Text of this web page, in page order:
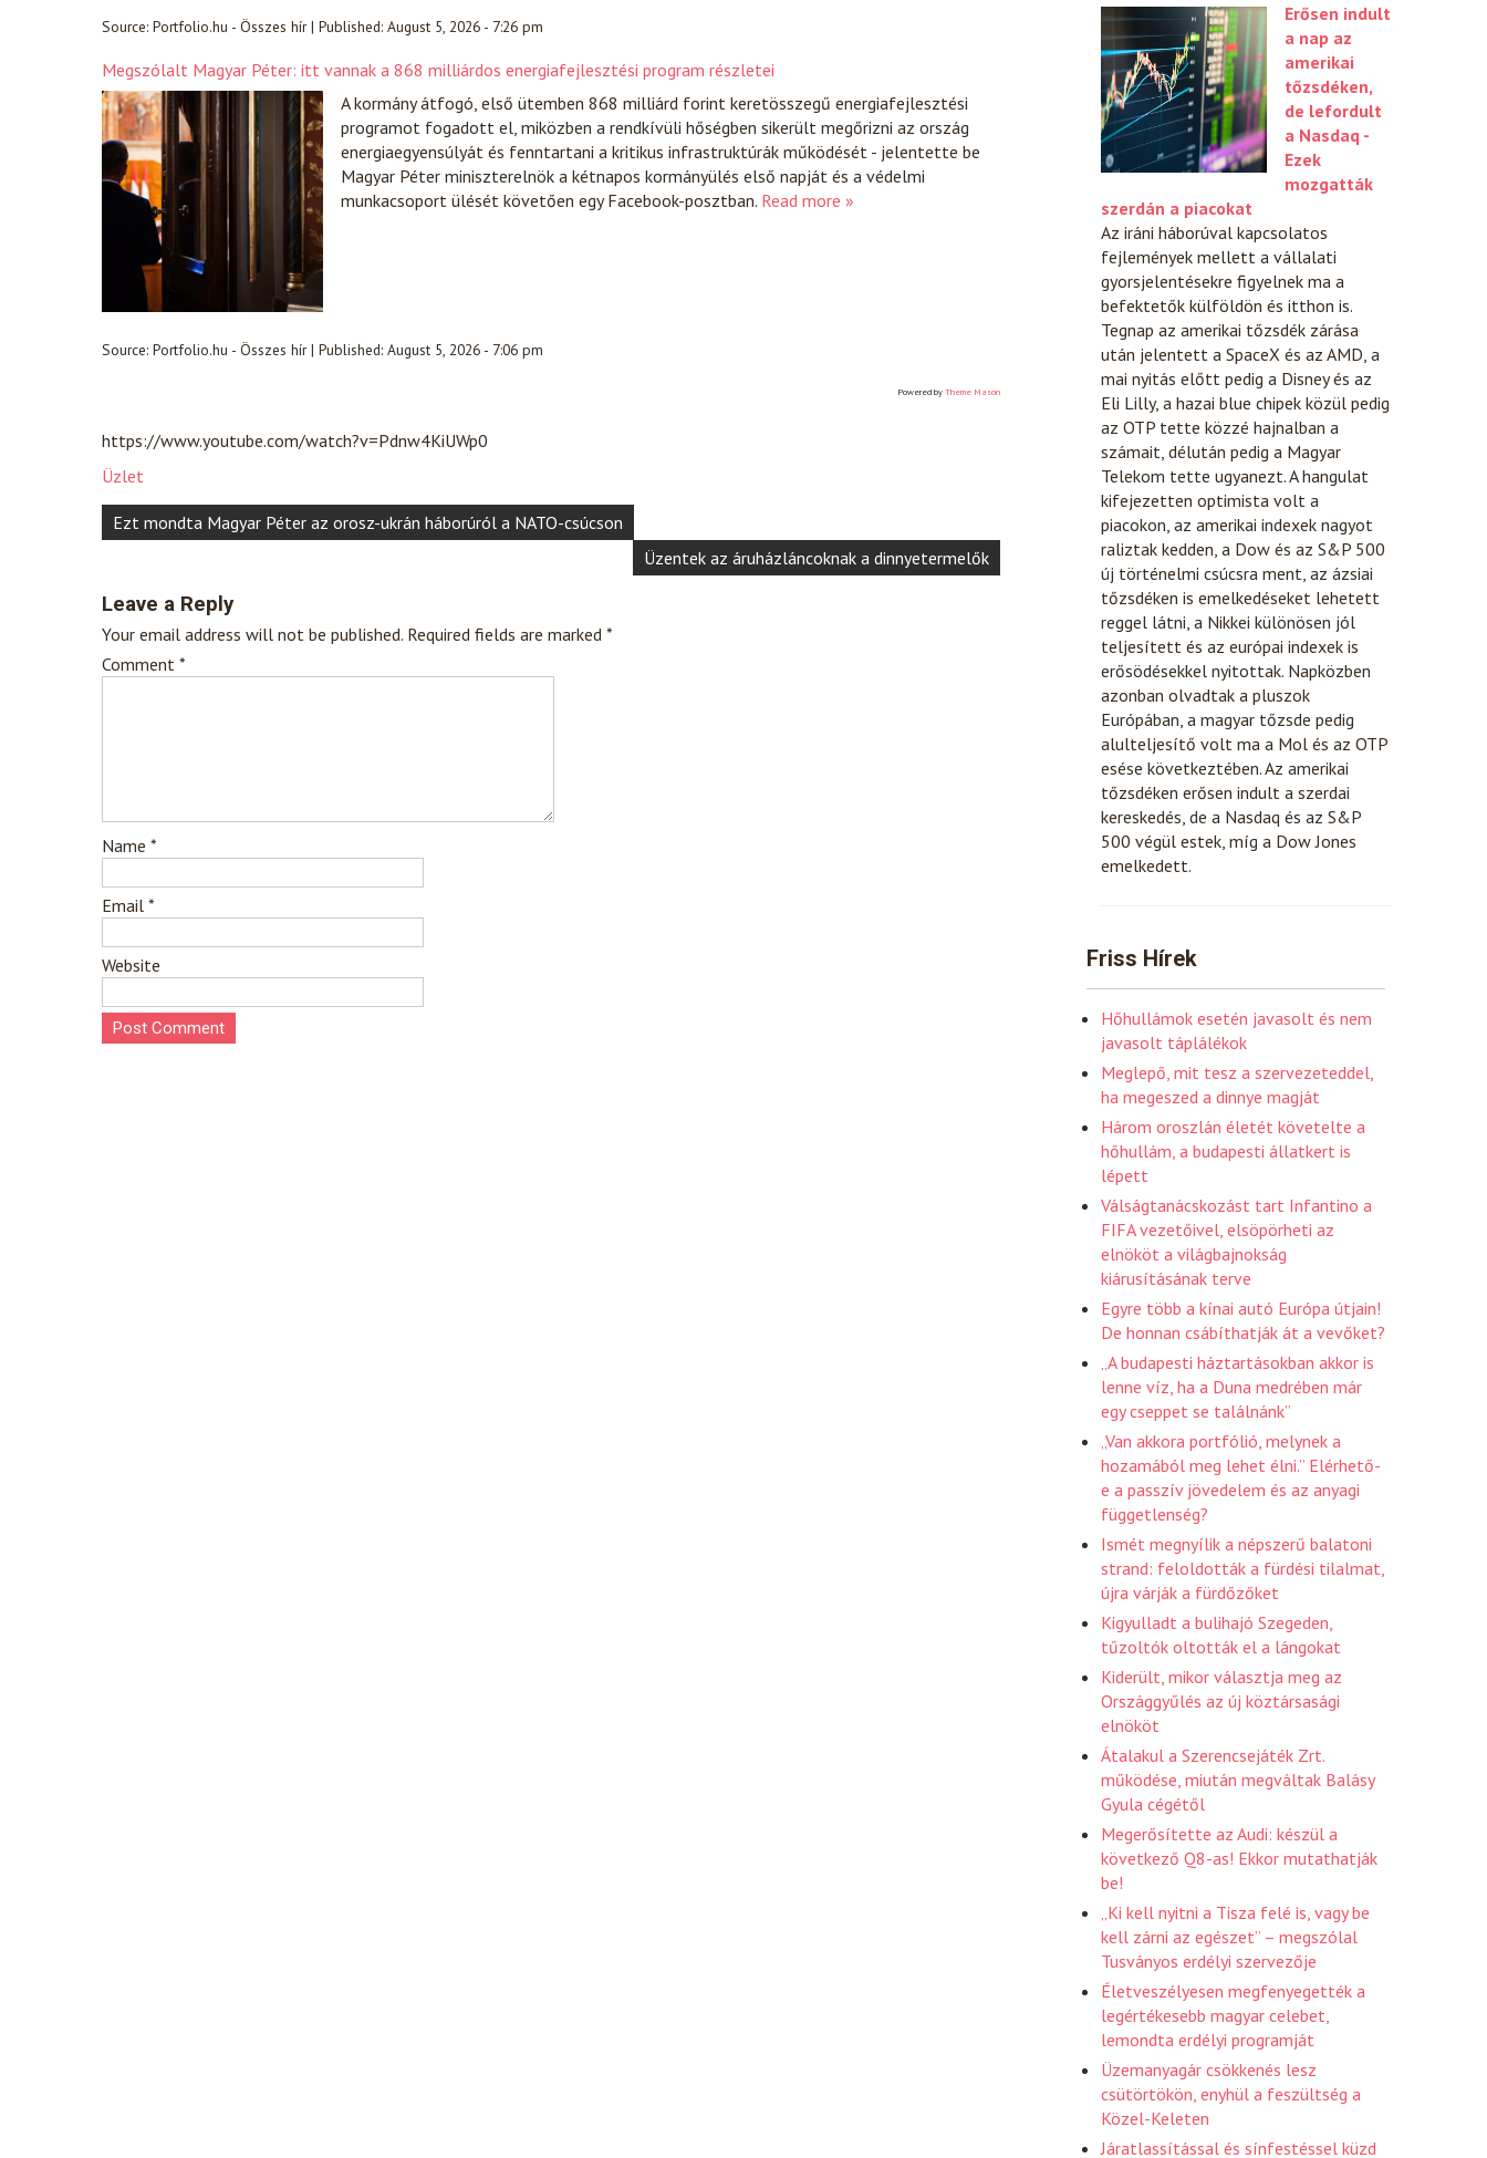
Source: Portfolio.hu - Összes hír| Published: August 5, 2026 - 7:26 pm
Megszólalt Magyar Péter: itt vannak a 868 milliárdos energiafejlesztési program részletei
A kormány átfogó, első ütemben 868 milliárd forint keretösszegű energiafejlesztési
programot fogadott el, miközben a rendkívüli hőségben sikerült megőrizni az ország
energiaegyensúlyát és fenntartani a kritikus infrastruktúrák működését - jelentette be
Magyar Péter miniszterelnök a kétnapos kormányülés első napját és a védelmi
munkacsoport ülését követően egy Facebook-posztban. Read more »
Source: Portfolio.hu - Összes hír| Published: August 5, 2026 - 7:06 pm
Powered by Theme Mason
https://www.youtube.com/watch?v=Pdnw4KiUWp0
Üzlet
Post
navigation
Ezt mondta Magyar Péter az orosz-ukrán háborúról a NATO-csúcson
Üzentek az áruházláncoknak a dinnyetermelők
Leave a Reply
Your email address will not be published. Required fields are marked *
Comment *
Name *
Email *
Website
Erősen indult
a nap az
amerikai
tőzsdéken,
de lefordult
a Nasdaq -
Ezek
mozgatták
szerdán a piacokat
Az iráni háborúval kapcsolatos
fejlemények mellett a vállalati
gyorsjelentésekre figyelnek ma a
befektetők külföldön és itthon is.
Tegnap az amerikai tőzsdék zárása
után jelentett a SpaceX és az AMD, a
mai nyitás előtt pedig a Disney és az
Eli Lilly, a hazai blue chipek közül pedig
az OTP tette közzé hajnalban a
számait, délután pedig a Magyar
Telekom tette ugyanezt. A hangulat
kifejezetten optimista volt a
piacokon, az amerikai indexek nagyot
raliztak kedden, a Dow és az S&P 500
új történelmi csúcsra ment, az ázsiai
tőzsdéken is emelkedéseket lehetett
reggel látni, a Nikkei különösen jól
teljesített és az európai indexek is
erősödésekkel nyitottak. Napközben
azonban olvadtak a pluszok
Európában, a magyar tőzsde pedig
alulteljesítő volt ma a Mol és az OTP
esése következtében. Az amerikai
tőzsdéken erősen indult a szerdai
kereskedés, de a Nasdaq és az S&P
500 végül estek, míg a Dow Jones
emelkedett.
Friss Hírek
Hőhullámok esetén javasolt és nem
javasolt táplálékok
Meglepő, mit tesz a szervezeteddel,
ha megeszed a dinnye magját
Három oroszlán életét követelte a
hőhullám, a budapesti állatkert is
lépett
Válságtanácskozást tart Infantino a
FIFA vezetőivel, elsöpörheti az
elnököt a világbajnokság
kiárusításának terve
Egyre több a kínai autó Európa útjain!
De honnan csábíthatják át a vevőket?
„A budapesti háztartásokban akkor is
lenne víz, ha a Duna medrében már
egy cseppet se találnánk”
„Van akkora portfólió, melynek a
hozamából meg lehet élni.” Elérhető-
e a passzív jövedelem és az anyagi
függetlenség?
Ismét megnyílik a népszerű balatoni
strand: feloldották a fürdési tilalmat,
újra várják a fürdőzőket
Kigyulladt a bulihajó Szegeden,
tűzoltók oltották el a lángokat
Kiderült, mikor választja meg az
Országgyűlés az új köztársasági
elnököt
Átalakul a Szerencsejáték Zrt.
működése, miután megváltak Balásy
Gyula cégétől
Megerősítette az Audi: készül a
következő Q8-as! Ekkor mutathatják
be!
„Ki kell nyitni a Tisza felé is, vagy be
kell zárni az egészet” – megszólal
Tusványos erdélyi szervezője
Életveszélyesen megfenyegették a
legértékesebb magyar celebet,
lemondta erdélyi programját
Üzemanyagár csökkenés lesz
csütörtökön, enyhül a feszültség a
Közel-Keleten
Járatlassítással és sínfestéssel küzd